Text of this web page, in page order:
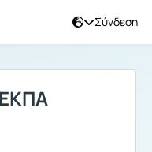
Σύνδεση